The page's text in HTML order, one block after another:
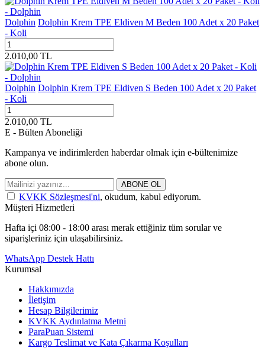
Dolphin Dolphin Krem TPE Eldiven M Beden 100 Adet x 20 Paket
- Koli
2.010,00 TL
Dolphin Dolphin Krem TPE Eldiven S Beden 100 Adet x 20 Paket
- Koli
2.010,00 TL
E - Bülten Aboneliği
Kampanya ve indirimlerden haberdar olmak için e-bültenimize
abone olun.
ABONE OL
KVKK Sözleşmesi'ni, okudum, kabul ediyorum.
Müşteri Hizmetleri
Hafta içi 08:00 - 18:00 arası merak ettiğiniz tüm sorular ve
siparişleriniz için ulaşabilirsiniz.
WhatsApp Destek Hattı
Kurumsal
Hakkımızda
İletişim
Hesap Bilgilerimiz
KVKK Aydınlatma Metni
ParaPuan Sistemi
Kargo Teslimat ve Kata Çıkarma Koşulları